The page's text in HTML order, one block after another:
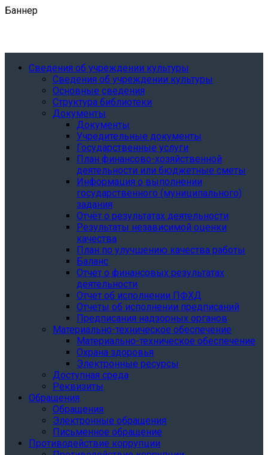
Баннер
Сведения об учреждении культуры
Сведения об учреждении культуры
Основные сведения
Структура библиотеки
Документы
Документы
Учредительные документы
Государственные услуги
План финансово-хозяйственной
деятельности или бюджетные сметы
Информация о выполнении
государственного (муниципального)
задания
Отчёт о результатах деятельности
Результаты независимой оценки
качества
План по улучшению качества работы
Баланс
Отчет о финансовых результатах
деятельности
Отчет об исполнении ПФХД
Отчеты об исполнении предписаний
Предписания надзорных органов
Материально-техническое обеспечение
Материально-техническое обеспечение
Охрана здоровья
Электронные ресурсы
Доступная среда
Реквизиты
Обращения
Обращения
Электронные обращения
Письменное обращение
Противодействие коррупции